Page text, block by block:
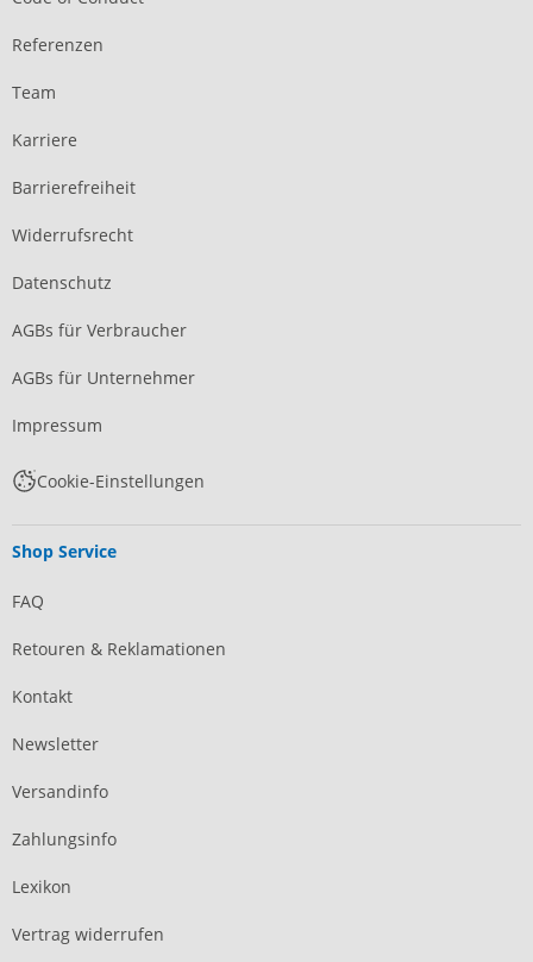
Referenzen
Team
Karriere
Barrierefreiheit
Widerrufsrecht
Datenschutz
AGBs für Verbraucher
AGBs für Unternehmer
Impressum
Cookie-Einstellungen
Shop Service
FAQ
Retouren & Reklamationen
Kontakt
Newsletter
Versandinfo
Zahlungsinfo
Lexikon
Vertrag widerrufen